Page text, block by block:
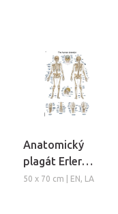
Anatomický
plagát Erler
Zimmer - Kostra
50 x 70 cm | EN, LA